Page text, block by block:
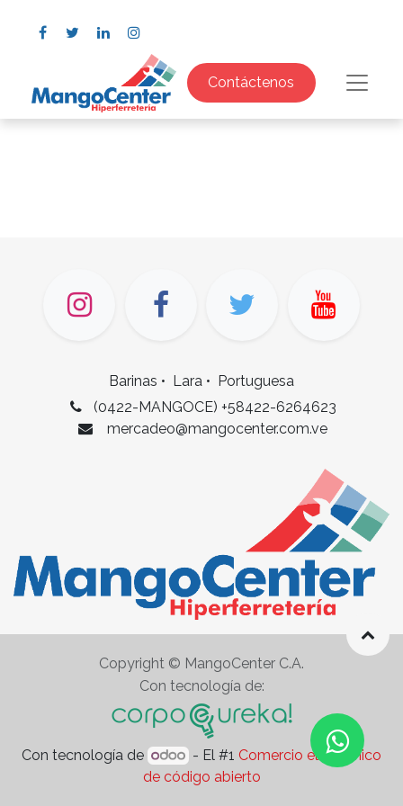
Contáctenos
Barinas • Lara • Portuguesa
(0422-MANGOCE)+58422-6264623
mercadeo@mangocenter.com.ve
Copyright © MangoCenter C.A.
Con tecnología de:
Con tecnología de - El #1 Comercio electrónico
de código abierto